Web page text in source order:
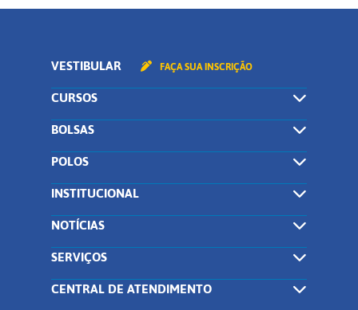
VESTIBULAR FAÇA SUA INSCRIÇÃO
CURSOS
BOLSAS
POLOS
INSTITUCIONAL
NOTÍCIAS
SERVIÇOS
CENTRAL DE ATENDIMENTO